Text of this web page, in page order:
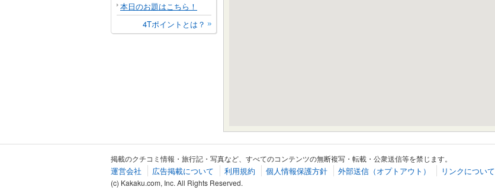
本日のお題はこちら！
4Tポイントとは？
掲載のクチコミ情報・旅行記・写真など、すべてのコンテンツの無断複写・転載・公衆送信等を禁じます。
運営会社 広告掲載について 利用規約 個人情報保護方針 外部送信（オプトアウト） リンクについて
(c) Kakaku.com, Inc. All Rights Reserved.